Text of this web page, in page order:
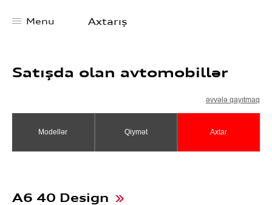
Menu Axtarış
Xəbərlər
Test Drive yazılın
Satışda olan avtomobillər
əvvələ qayıtmaq
Modellər Qiymət Axtar
A6 40 Design